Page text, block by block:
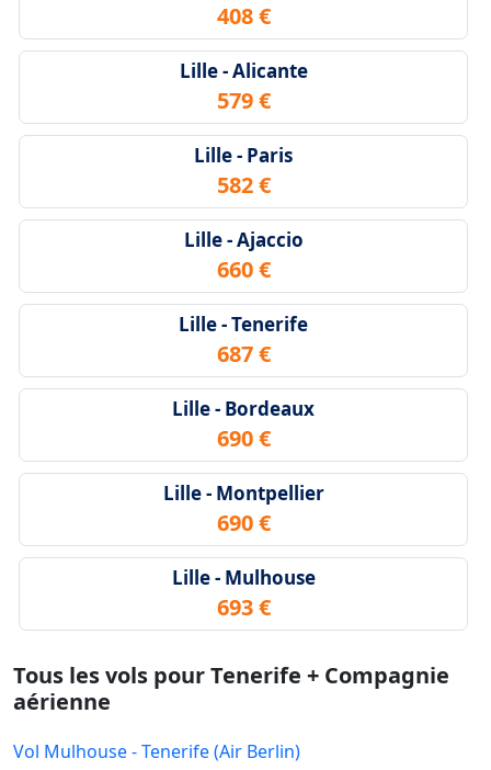
408 €
Lille - Alicante
579 €
Lille - Paris
582 €
Lille - Ajaccio
660 €
Lille - Tenerife
687 €
Lille - Bordeaux
690 €
Lille - Montpellier
690 €
Lille - Mulhouse
693 €
Tous les vols pour Tenerife + Compagnie
aérienne
Vol Mulhouse - Tenerife (Air Berlin)